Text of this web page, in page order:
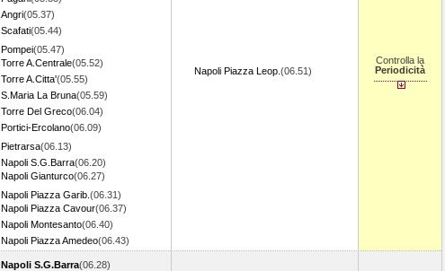
Angri(05.37)
Scafati(05.44)
Pompei(05.47)
Torre A.Centrale(05.52)
Torre A.Citta'(05.55)
S.Maria La Bruna(05.59)
Torre Del Greco(06.04)
Portici-Ercolano(06.09)
Pietrarsa(06.13)
Napoli S.G.Barra(06.20)
Napoli Gianturco(06.27)
Napoli Piazza Garib. (06.31)
Napoli Piazza Cavour(06.37)
Napoli Montesanto(06.40)
Napoli Piazza Amedeo(06.43)
Napoli Piazza Leop. (06.51)
Controlla la
Periodicità
Napoli S.G.Barra(06.28)